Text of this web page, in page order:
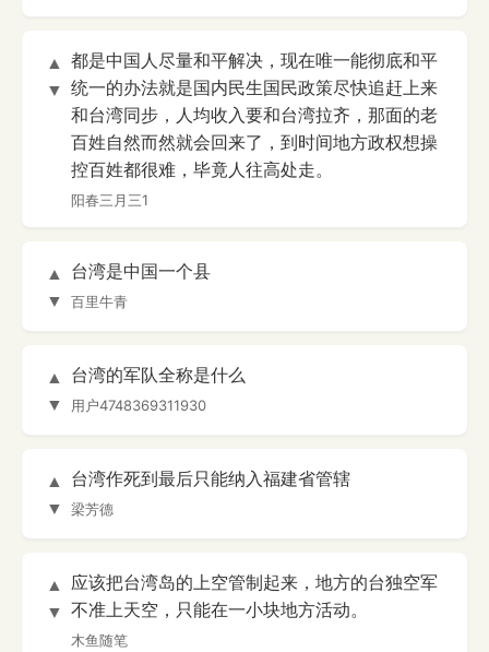
▲
▼
都是中国人尽量和平解决，现在唯一能彻底和平
统一的办法就是国内民生国民政策尽快追赶上来
和台湾同步，人均收入要和台湾拉齐，那面的老
百姓自然而然就会回来了，到时间地方政权想操
控百姓都很难，毕竟人往高处走。
阳春三月三1
▲
▼
台湾是中国一个县
百里牛青
▲
▼
台湾的军队全称是什么
用户4748369311930
▲
▼
台湾作死到最后只能纳入福建省管辖
梁芳德
▲
▼
应该把台湾岛的上空管制起来，地方的台独空军
不准上天空，只能在一小块地方活动。
木鱼随笔